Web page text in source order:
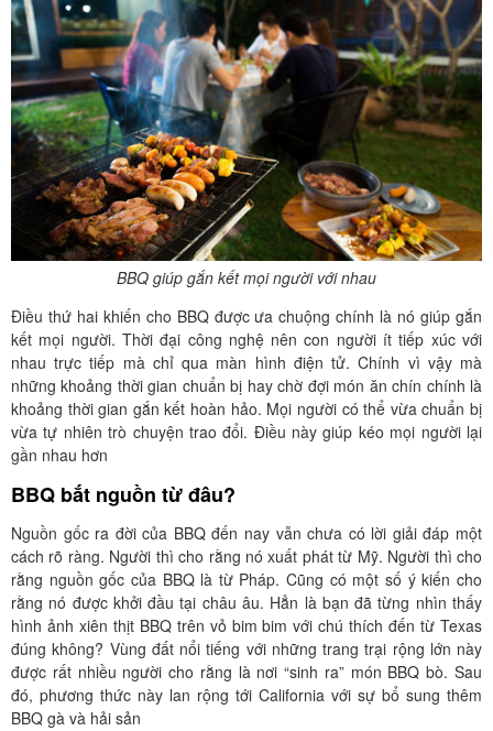
BBQ giúp gắn kết mọi người với nhau
Điều thứ hai khiến cho BBQ được ưa chuộng chính là nó giúp gắn
kết mọi người. Thời đại công nghệ nên con người ít tiếp xúc với
nhau trực tiếp mà chỉ qua màn hình điện tử. Chính vì vậy mà
những khoảng thời gian chuẩn bị hay chờ đợi món ăn chín chính là
khoảng thời gian gắn kết hoàn hảo. Mọi người có thể vừa chuẩn bị
vừa tự nhiên trò chuyện trao đổi. Điều này giúp kéo mọi người lại
gần nhau hơn
BBQ bắt nguồn từ đâu?
Nguồn gốc ra đời của BBQ đến nay vẫn chưa có lời giải đáp một
cách rõ ràng. Người thì cho rằng nó xuất phát từ Mỹ. Người thì cho
rằng nguồn gốc của BBQ là từ Pháp. Cũng có một số ý kiến cho
rằng nó được khởi đầu tại châu âu. Hẳn là bạn đã từng nhìn thấy
hình ảnh xiên thịt BBQ trên vỏ bim bim với chú thích đến từ Texas
đúng không? Vùng đất nổi tiếng với những trang trại rộng lớn này
được rất nhiều người cho rằng là nơi “sinh ra” món BBQ bò. Sau
đó, phương thức này lan rộng tới California với sự bổ sung thêm
BBQ gà và hải sản